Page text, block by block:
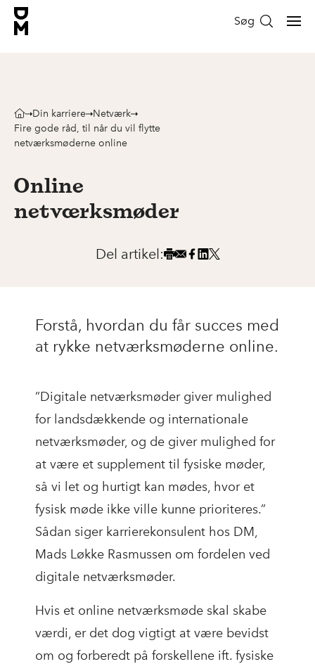
Søg
Din karriere
Netværk
Fire gode råd, til når du vil flytte
netværksmøderne online
Online
netværksmøder
Del artikel:
Forstå, hvordan du får succes med
at rykke netværksmøderne online.
”Digitale netværksmøder giver mulighed
for landsdækkende og internationale
netværksmøder, og de giver mulighed for
at være et supplement til fysiske møder,
så vi let og hurtigt kan mødes, hvor et
fysisk møde ikke ville kunne prioriteres.”
Sådan siger karrierekonsulent hos DM,
Mads Løkke Rasmussen om fordelen ved
digitale netværksmøder.
Hvis et online netværksmøde skal skabe
værdi, er det dog vigtigt at være bevidst
om og forberedt på forskellene ift. fysiske